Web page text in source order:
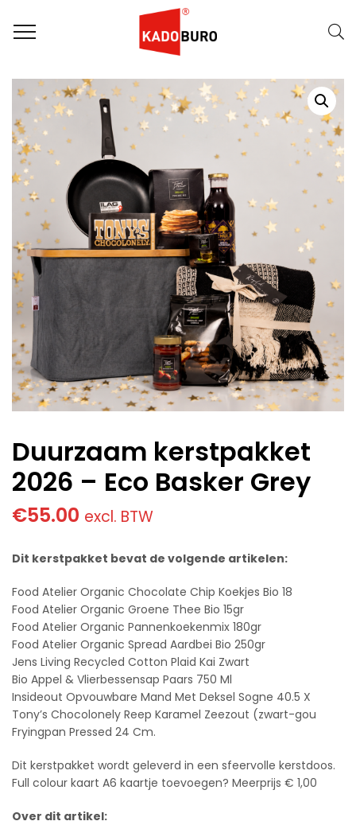
Home
Kerstpakketten - Duurzaam
Duurzaam kerstpakket 2026 – Eco Basker Grey
Duurzaam kerstpakket
2026 – Eco Basker Grey
€55.00 excl. BTW
Dit kerstpakket bevat de volgende artikelen:
Food Atelier Organic Chocolate Chip Koekjes Bio 18
Food Atelier Organic Groene Thee Bio 15gr
Food Atelier Organic Pannenkoekenmix 180gr
Food Atelier Organic Spread Aardbei Bio 250gr
Jens Living Recycled Cotton Plaid Kai Zwart
Bio Appel & Vlierbessensap Paars 750 Ml
Insideout Opvouwbare Mand Met Deksel Sogne 40.5 X
Tony’s Chocolonely Reep Karamel Zeezout (zwart-gou
Fryingpan Pressed 24 Cm.
Dit kerstpakket wordt geleverd in een sfeervolle kerstdoos.
Full colour kaart A6 kaartje toevoegen? Meerprijs € 1,00
Over dit artikel: